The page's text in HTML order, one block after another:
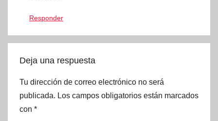
Responder
Deja una respuesta
Tu dirección de correo electrónico no será
publicada. Los campos obligatorios están marcados
con *